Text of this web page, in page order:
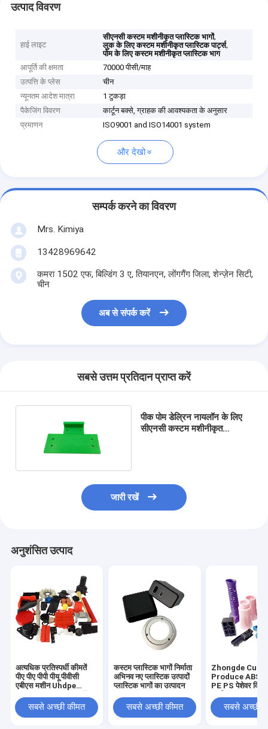
उत्पाद विवरण
हाई लाइट
सीएनसी कस्टम मशीनीकृत प्लास्टिक भागों,
लुक के लिए कस्टम मशीनीकृत प्लास्टिक पार्ट्स,
पोम के लिए कस्टम मशीनीकृत प्लास्टिक भाग
आपूर्ति की क्षमता
70000 पीसी/माह
उत्पत्ति के प्लेस
चीन
न्यूनतम आदेश मात्रा
1 टुकड़ा
पैकेजिंग विवरण
कार्टून बक्से, ग्राहक की आवश्यकता के अनुसार
प्रमाणन
ISO9001 and ISO14001 system
और देखो
सम्पर्क करने का विवरण
Mrs. Kimiya
13428969642
कमरा 1502 एफ, बिल्डिंग 3 ए, तियानएन, लोंगगैंग जिला, शेन्ज़ेन सिटी,
चीन
अब से संपर्क करें
सबसे उत्तम प्रतिदान प्राप्त करें
पीक पोम डेल्रिन नायलॉन के लिए
सीएनसी कस्टम मशीनीकृत
जारी रखें
अनुशंसित उत्पाद
अत्यधिक प्रतिस्पर्धी कीमतें
पीए पीए पीपी पीयू पीवीसी
एबीएस मशीन Uhdpe
प्लास्टिक स्पेयर पार्ट्स
प्लास्टिक पार्ट्स
सबसे अच्छी कीमत
कस्टम प्लास्टिक भागों निर्माता
अभिनव नए प्लास्टिक उत्पादों
प्लास्टिक भागों का उत्पादन
सबसे अच्छी कीमत
Zhongde
Produce ABS
PE PS पेशेवर
सबसे अच्छी